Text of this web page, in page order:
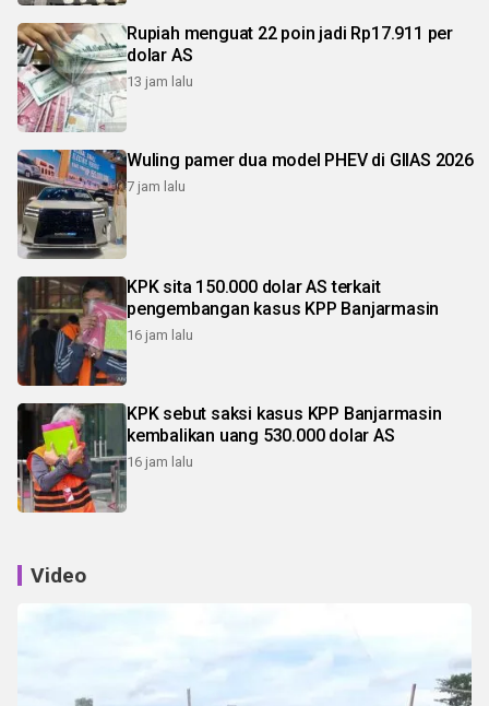
Rupiah menguat 22 poin jadi Rp17.911 per
dolar AS
13 jam lalu
Wuling pamer dua model PHEV di GIIAS 2026
7 jam lalu
KPK sita 150.000 dolar AS terkait
pengembangan kasus KPP Banjarmasin
16 jam lalu
KPK sebut saksi kasus KPP Banjarmasin
kembalikan uang 530.000 dolar AS
16 jam lalu
Video